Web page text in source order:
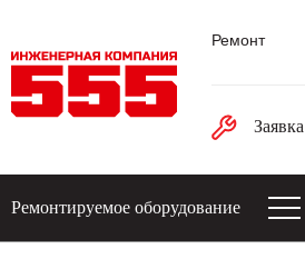
Ремонт
Ремонтируемое оборудование